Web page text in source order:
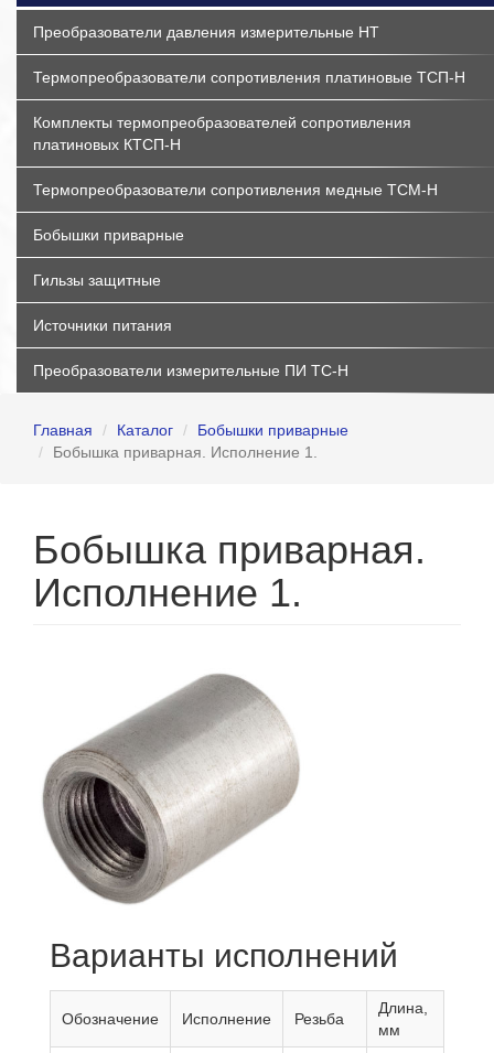
Преобразователи давления измерительные НТ
Термопреобразователи сопротивления платиновые ТСП-Н
Комплекты термопреобразователей сопротивления
платиновых КТСП-Н
Термопреобразователи сопротивления медные ТСМ-Н
Бобышки приварные
Гильзы защитные
Источники питания
Преобразователи измерительные ПИ ТС-Н
Главная Каталог
Бобышки приварные
Бобышка приварная. Исполнение 1.
Бобышка приварная.
Исполнение 1.
Варианты исполнений
Обозначение Исполнение Резьба
Длина,
мм